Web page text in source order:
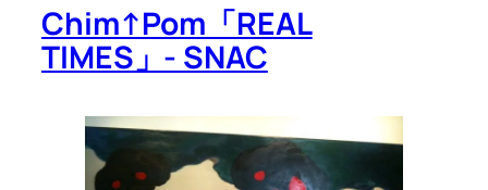
Chim↑Pom「REAL
TIMES」- SNAC